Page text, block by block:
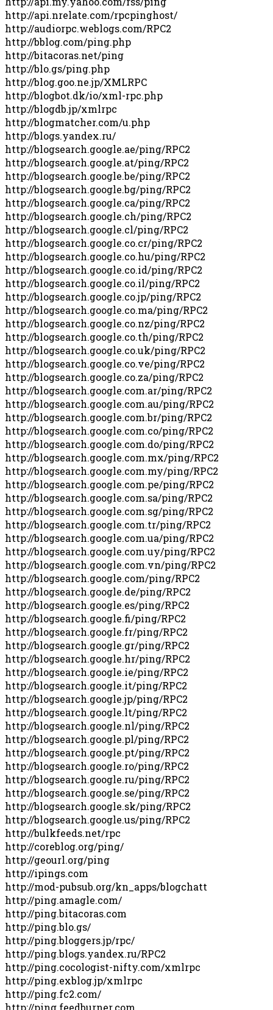
http://api.nrelate.com/rpcpinghost/
http://audiorpc.weblogs.com/RPC2
http://bblog.com/ping.php
http://bitacoras.net/ping
http://blo.gs/ping.php
http://blog.goo.ne.jp/XMLRPC
http://blogbot.dk/io/xml-rpc.php
http://blogdb.jp/xmlrpc
http://blogmatcher.com/u.php
http://blogs.yandex.ru/
http://blogsearch.google.ae/ping/RPC2
http://blogsearch.google.at/ping/RPC2
http://blogsearch.google.be/ping/RPC2
http://blogsearch.google.bg/ping/RPC2
http://blogsearch.google.ca/ping/RPC2
http://blogsearch.google.ch/ping/RPC2
http://blogsearch.google.cl/ping/RPC2
http://blogsearch.google.co.cr/ping/RPC2
http://blogsearch.google.co.hu/ping/RPC2
http://blogsearch.google.co.id/ping/RPC2
http://blogsearch.google.co.il/ping/RPC2
http://blogsearch.google.co.jp/ping/RPC2
http://blogsearch.google.co.ma/ping/RPC2
http://blogsearch.google.co.nz/ping/RPC2
http://blogsearch.google.co.th/ping/RPC2
http://blogsearch.google.co.uk/ping/RPC2
http://blogsearch.google.co.ve/ping/RPC2
http://blogsearch.google.co.za/ping/RPC2
http://blogsearch.google.com.ar/ping/RPC2
http://blogsearch.google.com.au/ping/RPC2
http://blogsearch.google.com.br/ping/RPC2
http://blogsearch.google.com.co/ping/RPC2
http://blogsearch.google.com.do/ping/RPC2
http://blogsearch.google.com.mx/ping/RPC2
http://blogsearch.google.com.my/ping/RPC2
http://blogsearch.google.com.pe/ping/RPC2
http://blogsearch.google.com.sa/ping/RPC2
http://blogsearch.google.com.sg/ping/RPC2
http://blogsearch.google.com.tr/ping/RPC2
http://blogsearch.google.com.ua/ping/RPC2
http://blogsearch.google.com.uy/ping/RPC2
http://blogsearch.google.com.vn/ping/RPC2
http://blogsearch.google.com/ping/RPC2
http://blogsearch.google.de/ping/RPC2
http://blogsearch.google.es/ping/RPC2
http://blogsearch.google.fi/ping/RPC2
http://blogsearch.google.fr/ping/RPC2
http://blogsearch.google.gr/ping/RPC2
http://blogsearch.google.hr/ping/RPC2
http://blogsearch.google.ie/ping/RPC2
http://blogsearch.google.it/ping/RPC2
http://blogsearch.google.jp/ping/RPC2
http://blogsearch.google.lt/ping/RPC2
http://blogsearch.google.nl/ping/RPC2
http://blogsearch.google.pl/ping/RPC2
http://blogsearch.google.pt/ping/RPC2
http://blogsearch.google.ro/ping/RPC2
http://blogsearch.google.ru/ping/RPC2
http://blogsearch.google.se/ping/RPC2
http://blogsearch.google.sk/ping/RPC2
http://blogsearch.google.us/ping/RPC2
http://bulkfeeds.net/rpc
http://coreblog.org/ping/
http://geourl.org/ping
http://ipings.com
http://mod-pubsub.org/kn_apps/blogchatt
http://ping.amagle.com/
http://ping.bitacoras.com
http://ping.blo.gs/
http://ping.bloggers.jp/rpc/
http://ping.blogs.yandex.ru/RPC2
http://ping.cocologist-nifty.com/xmlrpc
http://ping.exblog.jp/xmlrpc
http://ping.fc2.com/
http://ping.feedburner.com